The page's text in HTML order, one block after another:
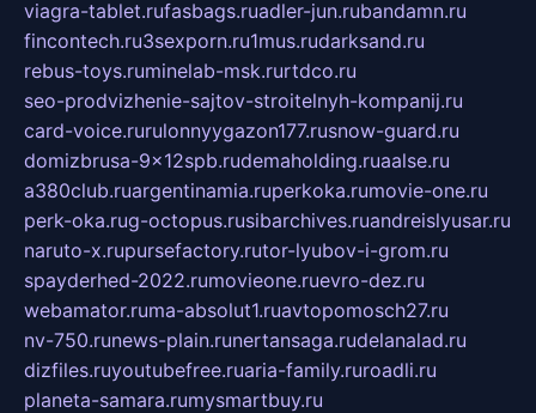
viagra-tablet.rufasbags.ruadler-jun.rubandamn.ru
fincontech.ru3sexporn.ru1mus.rudarksand.ru
rebus-toys.ruminelab-msk.rurtdco.ru
seo-prodvizhenie-sajtov-stroitelnyh-kompanij.ru
card-voice.rurulonnyygazon177.rusnow-guard.ru
domizbrusa-9x12spb.rudemaholding.ruaalse.ru
a380club.ruargentinamia.ruperkoka.rumovie-one.ru
perk-oka.rug-octopus.rusibarchives.ruandreislyusar.ru
naruto-x.rupursefactory.rutor-lyubov-i-grom.ru
spayderhed-2022.rumovieone.ruevro-dez.ru
webamator.ruma-absolut1.ruavtopomosch27.ru
nv-750.runews-plain.runertansaga.rudelanalad.ru
dizfiles.ruyoutubefree.ruaria-family.ruroadli.ru
planeta-samara.rumysmartbuy.ru